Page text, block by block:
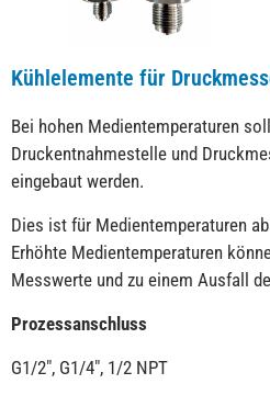
Kühlelemente für
Bei hohen Medientemperaturen
Druckentnahmestelle und
eingebaut werden.
Dies ist für Medientemperaturen
Erhöhte Medientemperaturen
Messwerte und zu einem Ausfall
Prozessanschluss
G1/2″, G1/4″, 1/2 NPT